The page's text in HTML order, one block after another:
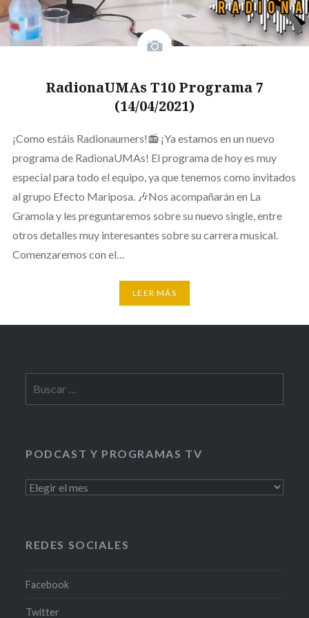
RadionaUMAs T10 Programa 7
(14/04/2021)
¡Como estáis Radionaumers!📻 ¡Ya estamos en un nuevo
programa de RadionaUMAs! El programa de hoy es muy
especial para todo el equipo, ya que tenemos como invitados
al grupo Efecto Mariposa. 🎶Nos acompañarán en La
Gramola y les preguntaremos sobre su nuevo single, entre
otros detalles muy interesantes sobre su carrera musical.
Comenzaremos con el…
LEER MÁS
PODCAST Y PROGRAMAS TV
PODCAST
REDES SOCIALES
Facebook
Twitter